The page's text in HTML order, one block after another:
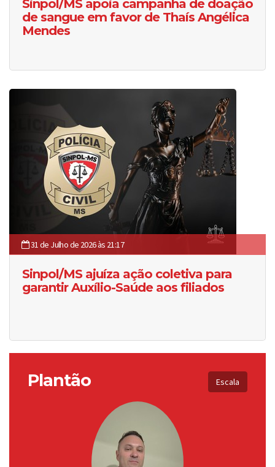
Sinpol/MS apoia campanha de doação
de sangue em favor de Thaís Angélica
Mendes
31 de Julho de 2026 às 21:17
Sinpol/MS ajuíza ação coletiva para
garantir Auxílio-Saúde aos filiados
Plantão Escala